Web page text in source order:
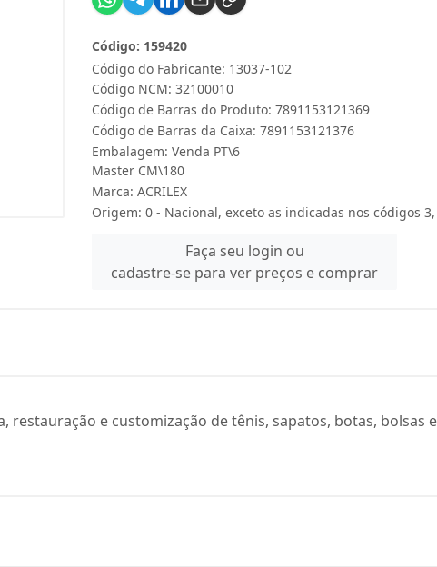
Código do Fabricante: 13037-102
Código: 159420
Código NCM: 32100010
Código de Barras do Produto: 7891153121369
Código de Barras da Caixa: 7891153121376
Embalagem: Venda PT\6
Master CM\180
Marca: ACRILEX
Origem: 0 - Nacional, exceto as indicadas nos códigos
Faça seu login ou
cadastre-se para ver preços e comprar
e customização de tênis, sapatos, botas, bolsas